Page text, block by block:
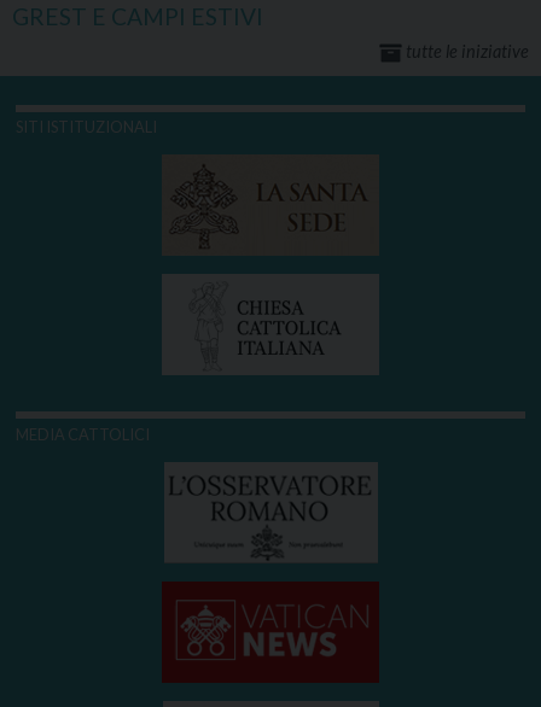
GREST E CAMPI ESTIVI
tutte le iniziative
SITI ISTITUZIONALI
MEDIA CATTOLICI